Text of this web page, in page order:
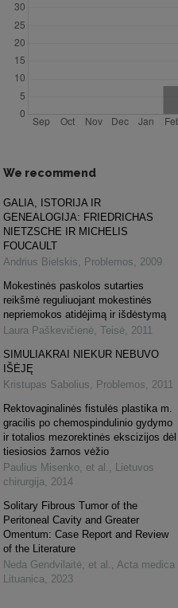
We recommend
GALIA, ISTORIJA IR
GENEALOGIJA: FRIEDRICHAS
NIETZSCHE IR MICHELIS
FOUCAULT
Andrius Bielskis
Problemos
2009
Mokestinės paskolos sutarties
reikšmė reguliuojant mokestinės
nepriemokos atidėjimą ir išdėstymą
Laura Paškevičienė Teisė 2011
SIMULIAKRAI NIEKUR NEBUVO
IŠĖJĘ
Kristupas Sabolius
Problemos
2011
Rektovaginalinės fistulės plastika m.
gracilis po chemospindulinio gydymo
ir totalios mezorektinės ekscizijos dėl
tiesiosios žarnos vėžio
Paulius Misenko, et al.
Lietuvos
chirurgija
2014
Solitary Fibrous Tumor of the
Peritoneal Cavity and Greater
Omentum: Case Report and Review
of the Literature
Neda Gendvilaitė, et al.
Acta medica
Lituanica
2023